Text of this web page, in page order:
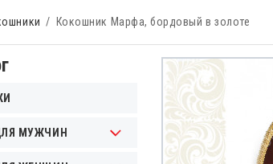
Кокошник Марфа, бордовый в золоте
МУЖЧИН